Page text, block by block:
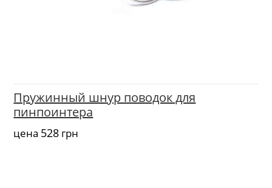
Пружинный шнур поводок для
пинпоинтера
цена 528 грн